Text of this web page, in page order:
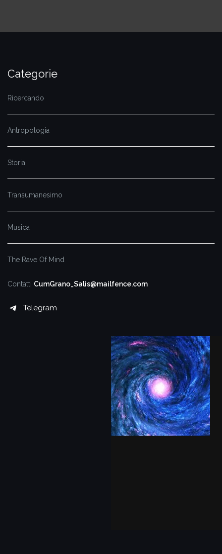
Categorie
Ricercando
Antropologia
Storia
Transumanesimo
Musica
The Rave Of Mind
Contatti CumGrano_Salis@mailfence.com
Telegram